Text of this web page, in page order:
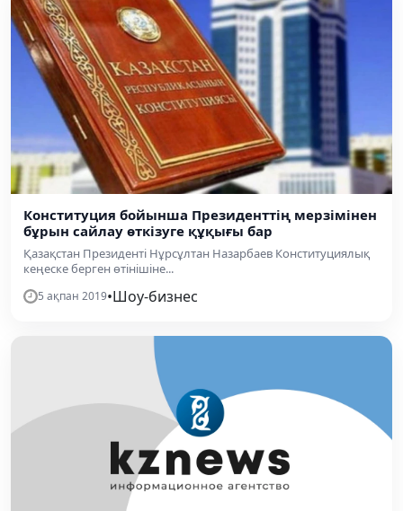
Конституция бойынша Президенттің мерзімінен
бұрын сайлау өткізуге құқығы бар
Қазақстан Президенті Нұрсұлтан Назарбаев Конституциялық
кеңеске берген өтінішіне...
5 ақпан 2019•Шоу-бизнес